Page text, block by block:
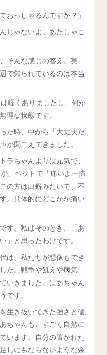
おっしゃるんですか？」
じゃないよ。あたしゃこ
そんな感じの答え。実
で知られているのは本当
軽くありましたし、何か
理な状態です。
た時、中から「大丈夫だ
が聞こえてきました。
ラちゃんよりは元気で、
、ベットで「痛いよー痛
の方は口癖みたいで、不
。具体的にどこかが痛い
す。私はそのとき、「あ
」と思ったわけです。
は、私たちが想像もでき
た。戦争や飢えや病気
いきました。ばあちゃん
です。
生き抜いてきた強さと優
ちゃんも、すごく自然に
います。自分の置かれた
しにもならないような余